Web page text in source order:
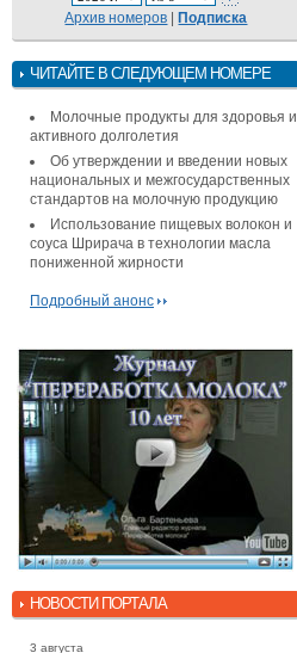
Архив номеров |Подписка
ЧИТАЙТЕ В СЛЕДУЮЩЕМ НОМЕРЕ
Молочные продукты для здоровья и
активного долголетия
Об утверждении и введении новых
национальных и межгосударственных
стандартов на молочную продукцию
Использование пищевых волокон и
соуса Шрирача в технологии масла
пониженной жирности
Подробный анонс
НОВОСТИ ПОРТАЛА
3 августа